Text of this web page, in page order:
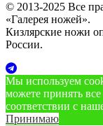
© 2013-2025 Все
«Галерея ножей».
Кизлярские ножи
России.
Мы используем
можете принять
соответствии с
Принимаю